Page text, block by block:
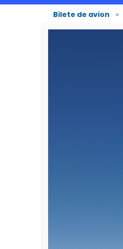
Bilete de avion »